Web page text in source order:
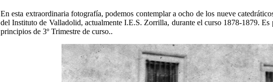
En esta extraordinaria fotografía, podemos contemplar a ocho de los nueve
del Instituto de Valladolid, actualmente I.E.S. Zorrilla, durante el curso 1878-1879. Es
principios de 3º Trimestre de curso..